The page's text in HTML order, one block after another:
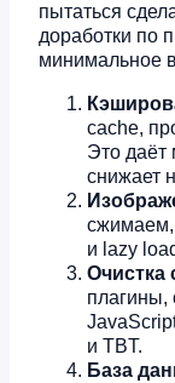
пытаться
доработки по
минимальное
cache,
Это даёт
снижает
сжимаем,
и lazy
Очистка
плагины,
и TBT.
База